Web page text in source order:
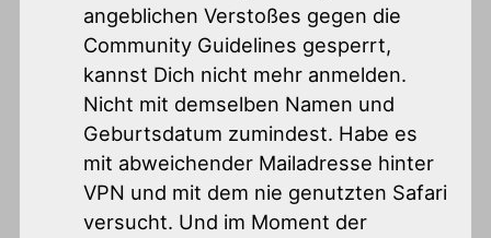
angeblichen Verstoßes gegen die
Community Guidelines gesperrt,
kannst Dich nicht mehr anmelden.
Nicht mit demselben Namen und
Geburtsdatum zumindest. Habe es
mit abweichender Mailadresse hinter
VPN und mit dem nie genutzten Safari
versucht. Und im Moment der